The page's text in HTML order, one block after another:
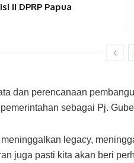
II DPRP Papua
dan perencanaan
sebagai Pj.
legacy,
juga pasti kita akan beri